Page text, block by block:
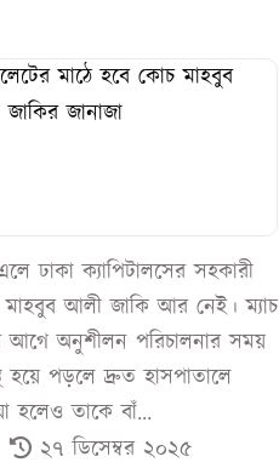
ঢাকা ক্যাপিটালসের সহকারী
আলী জাকি আর নেই। ম্যাচ
অনুশীলন পরিচালনার সময়
হয়ে পড়লে দ্রুত হাসপাতালে
হলেও তাকে বাঁ...
২৭ ডিসেম্বর ২০২৫